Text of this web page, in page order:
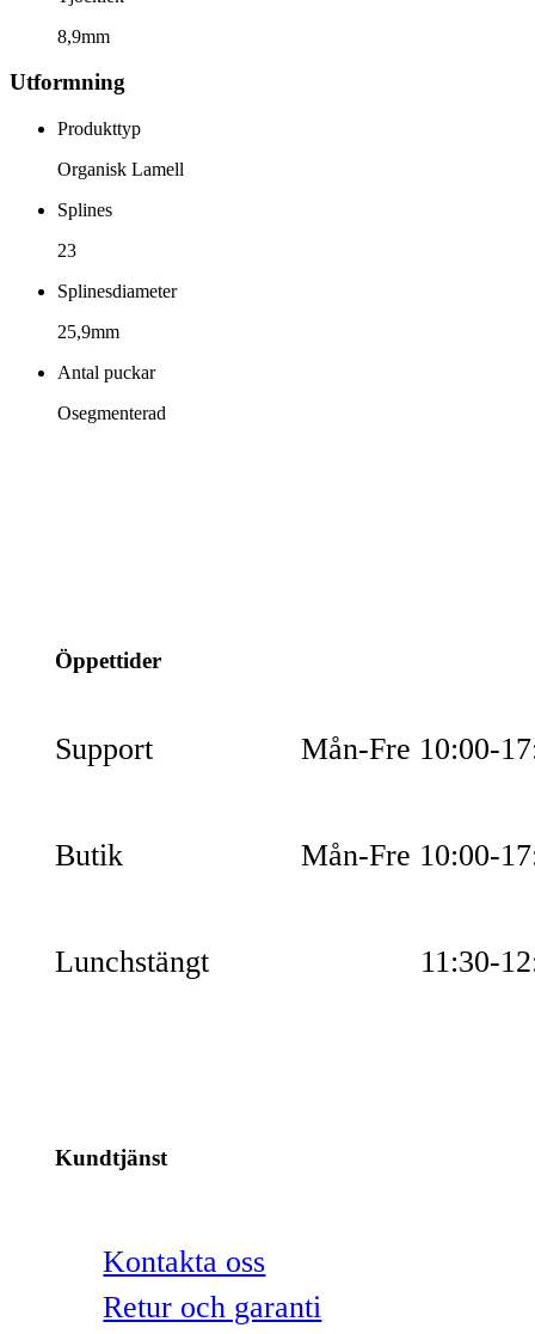
8,9mm
Utformning
Produkttyp
Organisk Lamell
Splines
23
Splinesdiameter
25,9mm
Antal puckar
Osegmenterad
Öppettider
Support Mån-Fre 10:00-
Butik Mån-Fre 10:00-
Lunchstängt 11:30-
Kundtjänst
Kontakta oss
Retur och garanti